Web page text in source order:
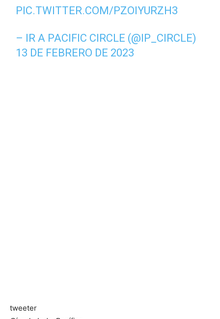
PIC.TWITTER.COM/PZOIYURZH3
– IR A PACIFIC CIRCLE (@IP_CIRCLE)
13 DE FEBRERO DE 2023
tweeter